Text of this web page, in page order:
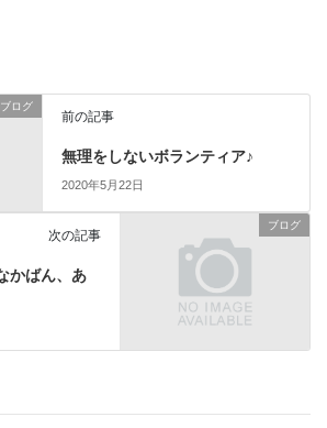
ブログ
前の記事
無理をしないボランティア♪
2020年5月22日
ブログ
次の記事
かばん、あ